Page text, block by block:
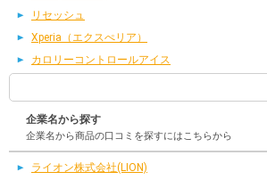
リセッシュ
Xperia（エクスぺリア）
カロリーコントロールアイス
企業名から探す
企業名から商品の口コミを探すにはこちらから
ライオン株式会社(LION)